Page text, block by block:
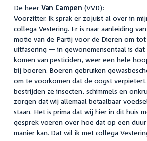
De heer Van Campen (VVD):
Voorzitter. Ik sprak er zojuist al over in
collega Vestering. Er is naar aanleiding
motie van de Partij voor de Dieren om
uitfasering — in gewonemensentaal is
komen van pesticiden, weer een hele
bij boeren. Boeren gebruiken
om te voorkomen dat de oogst verpietert.
bestrijden ze insecten, schimmels en
zorgen dat wij allemaal betaalbaar
staan. Het is prima dat wij hier in dit huis
gesprek voeren over hoe dat op een
manier kan. Dat wil ik met collega